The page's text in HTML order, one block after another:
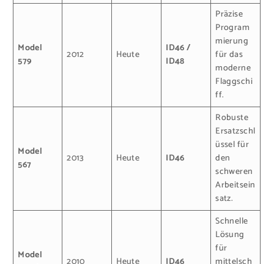
Model
579
2012 Heute
ID46 /
ID48
Präzise
Program
mierung
für das
moderne
Flaggschi
ff.
Model
567
2013 Heute ID46
Robuste
Ersatzschl
üssel für
den
schweren
Arbeitsein
satz.
Model
Schnelle
Lösung
für